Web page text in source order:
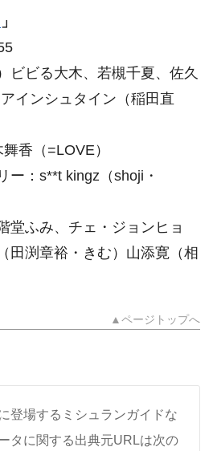
」
ビビる大木、若槻千夏、佐久
インシュタイン（稲田直
香（=LOVE）
ー：s**t kingz（shoji・
堂ふみ、チェ・ジョンヒョ
田渕章裕・きむ）山添寛（相
▲ページトップへ
登場するミシュランガイドな
タに関する出典元URLは次の